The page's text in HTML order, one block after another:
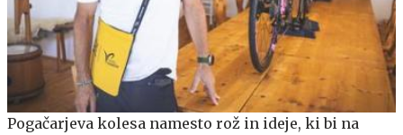
Pogačarjeva kolesa namesto rož in ideje, ki bi na